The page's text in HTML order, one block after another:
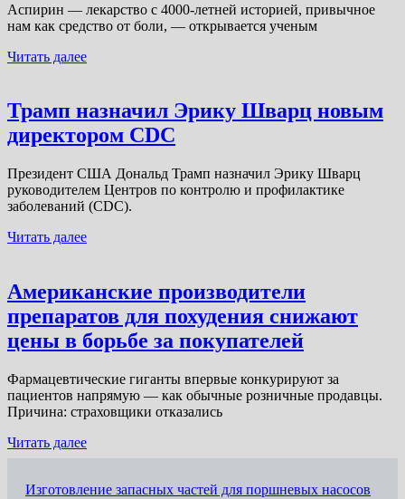
Аспирин — лекарство с 4000-летней историей, привычное
нам как средство от боли, — открывается ученым
Читать далее
Трамп назначил Эрику Шварц новым
директором CDC
Президент США Дональд Трамп назначил Эрику Шварц
руководителем Центров по контролю и профилактике
заболеваний (CDC).
Читать далее
Американские производители
препаратов для похудения снижают
цены в борьбе за покупателей
Фармацевтические гиганты впервые конкурируют за
пациентов напрямую — как обычные розничные продавцы.
Причина: страховщики отказались
Читать далее
Изготовление запасных частей для поршневых насосов